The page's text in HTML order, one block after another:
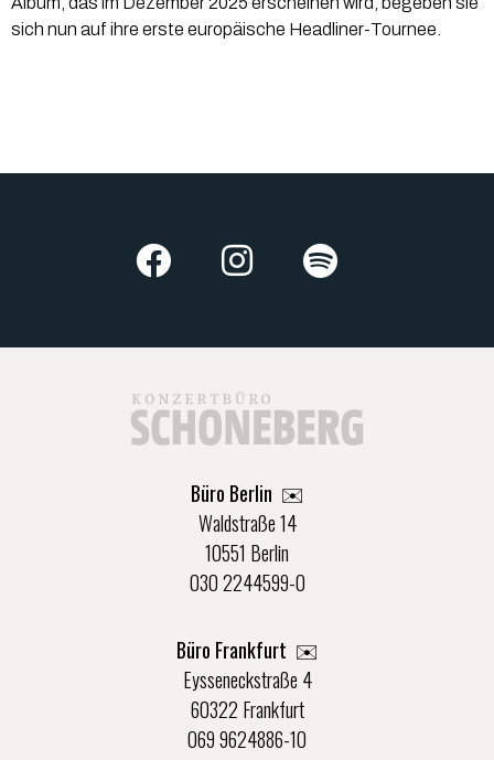
sich nun auf ihre erste europäische Headliner-Tournee.
Büro Berlin ✉️
Waldstraße 14
10551 Berlin
030 2244599-0
Büro Frankfurt ✉️
Eysseneckstraße 4
60322 Frankfurt
069 9624886-10